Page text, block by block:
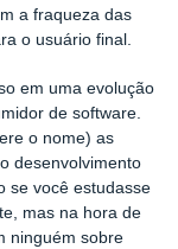
a fraqueza das
o usuário final.
em uma evolução
de software.
o nome) as
desenvolvimento
se você estudasse
mas na hora de
ninguém sobre